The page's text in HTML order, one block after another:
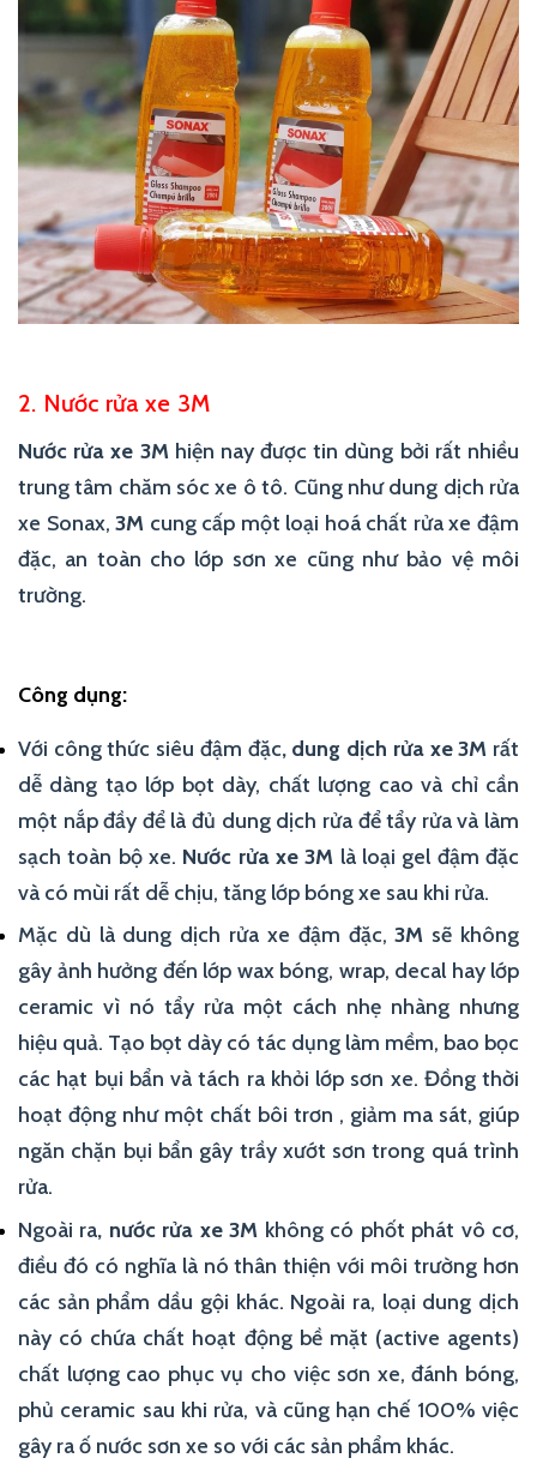
2. Nước rửa xe 3M
Nước rửa xe 3Mhiện nay được tin dùng bởi rất nhiều
trung tâm chăm sóc xe ô tô. Cũng như dung dịch rửa
xe Sonax, 3M cung cấp một loại hoá chất rửa xe đậm
đặc, an toàn cho lớp sơn xe cũng như bảo vệ môi
trường.
Công dụng:
Với công thức siêu đậm đặc, dung dịch rửa xe 3M rất
dễ dàng tạo lớp bọt dày, chất lượng cao và chỉ cần
một nắp đầy để là đủ dung dịch rửa để tẩy rửa và làm
sạch toàn bộ xe. Nước rửa xe 3M là loại gel đậm đặc
và có mùi rất dễ chịu, tăng lớp bóng xe sau khi rửa.
Mặc dù là dung dịch rửa xe đậm đặc, 3M sẽ không
gây ảnh hưởng đến lớp wax bóng, wrap, decal hay lớp
ceramic vì nó tẩy rửa một cách nhẹ nhàng nhưng
hiệu quả. Tạo bọt dày có tác dụng làm mềm, bao bọc
các hạt bụi bẩn và tách ra khỏi lớp sơn xe. Đồng thời
hoạt động như một chất bôi trơn , giảm ma sát, giúp
ngăn chặn bụi bẩn gây trầy xướt sơn trong quá trình
rửa.
Ngoài ra, nước rửa xe 3M không có phốt phát vô cơ,
điều đó có nghĩa là nó thân thiện với môi trường hơn
các sản phẩm dầu gội khác. Ngoài ra, loại dung dịch
này có chứa chất hoạt động bề mặt (active agents)
chất lượng cao phục vụ cho việc sơn xe, đánh bóng,
phủ ceramic sau khi rửa, và cũng hạn chế 100% việc
gây ra ố nước sơn xe so với các sản phẩm khác.